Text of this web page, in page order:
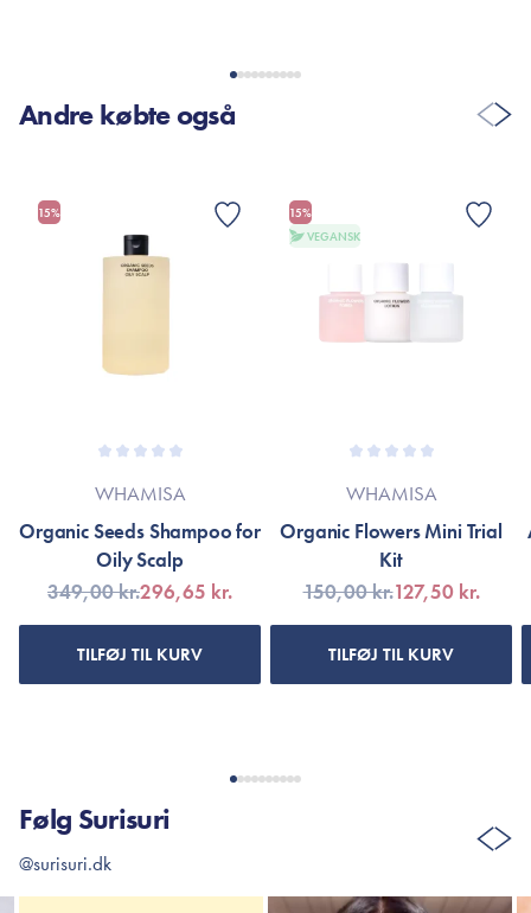
Andre købte også
15%
WHAMISA
Organic Seeds Shampoo for
Oily Scalp
349,00 kr.296,65 kr.
TILFØJ TIL KURV
15%
VEGANSK
WHAMISA
Organic Flowers Mini Trial
Kit
150,00 kr.127,50 kr.
TILFØJ TIL KURV
Følg Surisuri
@surisuri.dk